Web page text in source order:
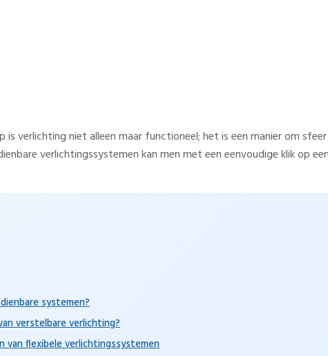
verlichting niet alleen maar functioneel; het is een manier om
verlichtingssystemen kan men met een eenvoudige klik op
systemen?
verstelbare verlichting?
van flexibele verlichtingssystemen